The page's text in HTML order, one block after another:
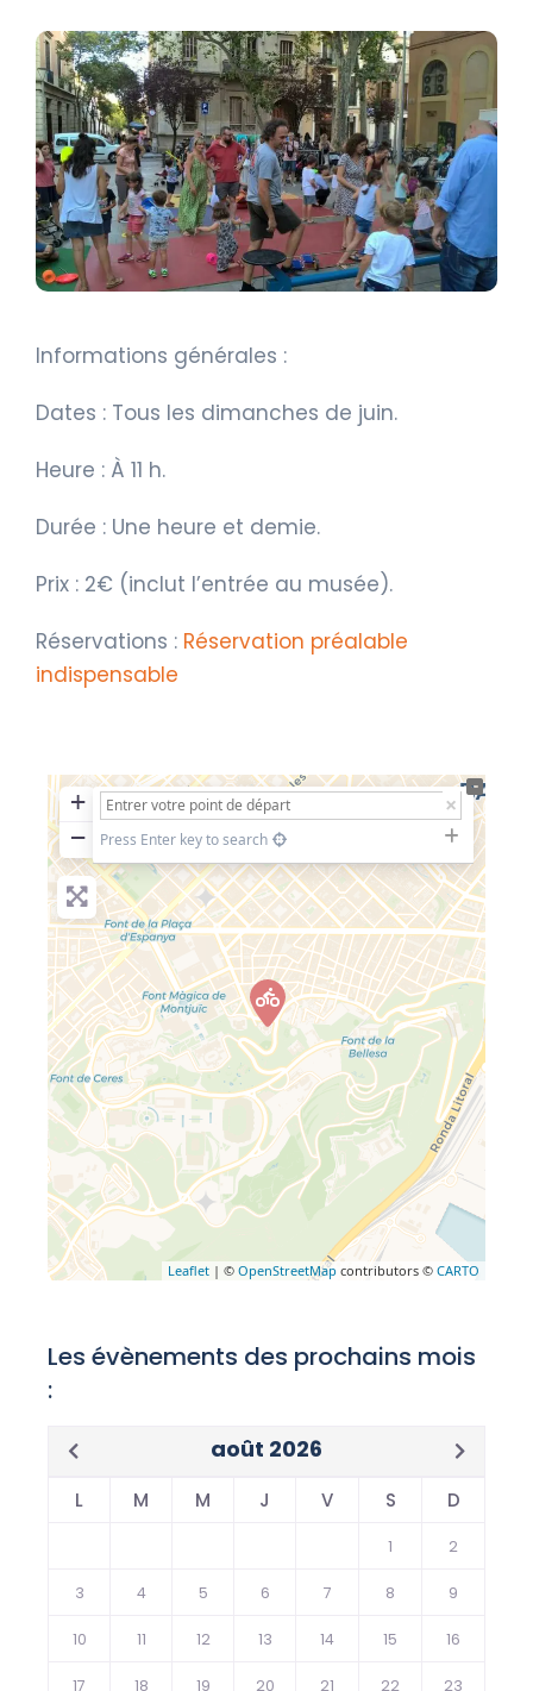
Informations générales :
Dates : Tous les dimanches de juin.
Heure : À 11 h.
Durée : Une heure et demie.
Prix : 2€ (inclut l’entrée au musée).
Réservations : Réservation préalable
indispensable
+
−
Press Enter key to search
Leaflet | © OpenStreetMap contributors © CARTO
Les évènements des prochains mois
:
août 2026
L M M J V S D
1 2
3 4 5 6 7 8 9
10 11 12 13 14 15 16
17 18 19 20 21 22 23